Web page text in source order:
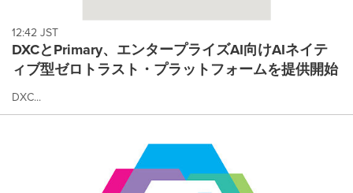
each
option
is
selected.
12:42 JST
DXCとPrimary、エンタープライズAI向けAIネイテ
ィブ型ゼロトラスト・プラットフォームを提供開始
DXC...